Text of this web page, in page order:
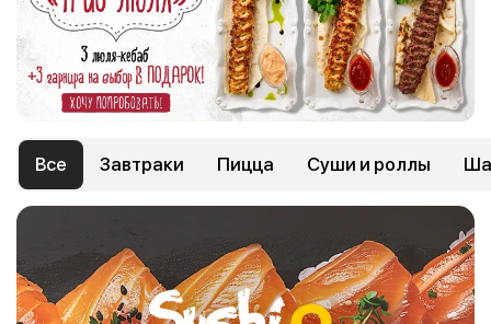
Все Завтраки Пицца Суши и роллы